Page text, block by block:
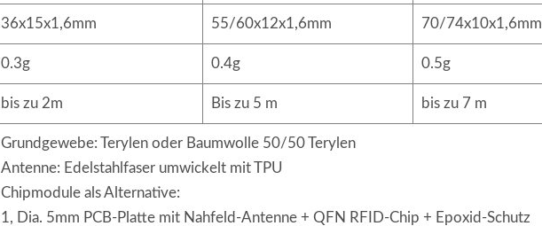
36x15x1,6mm 55/60x12x1,6mm 70/74x10x1,6mm
0.3g 0.4g 0.5g
bis zu 2m Bis zu 5 m bis zu 7 m
Grundgewebe: Terylen oder Baumwolle 50/50 Terylen
Antenne: Edelstahlfaser umwickelt mit TPU
Chipmodule als Alternative:
1, Dia. 5mm PCB-Platte mit Nahfeld-Antenne + QFN RFID-Chip + Epoxid-Schutz